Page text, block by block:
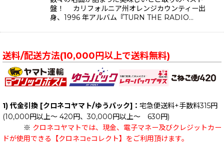
盤！ カリフォルニア州オレンジカウンティー出
身、1996 年アルバム『TURN THE RADIO…
送料/配送方法(10,000円以上で送料無料)
1) 代金引換 [クロネコヤマト/ゆうパック]： 宅急便送料+手数料315円
(10,000円以上～ 420円、30,000円以上～ 630円)
※ クロネコヤマトでは、現金、電子マネー及びクレジットカー
ドが使用できる【クロネコeコレクト】をご利用頂けます。